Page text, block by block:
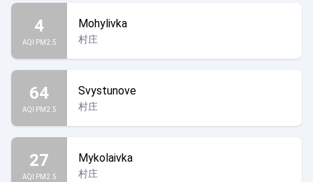
4
AQI PM2.5
Mohylivka
村庄
64
AQI PM2.5
Svystunove
村庄
27
AQI PM2.5
Mykolaivka
村庄